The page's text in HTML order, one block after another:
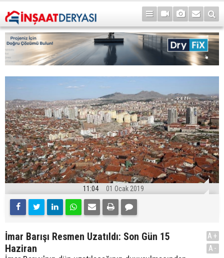
11:04 01 Ocak 2019
İmar Barışı Resmen Uzatıldı: Son Gün 15
Haziran
A+
A-